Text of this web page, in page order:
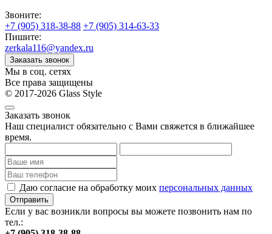
Звоните:
+7 (905) 318-38-88 +7 (905) 314-63-33
Пишите:
zerkala116@yandex.ru
Заказать звонок
Мы в соц. сетях
Все права защищены
© 2017-2026 Glass Style
Заказать звонок
Наш специалист обязательно с Вами свяжется в ближайшее
время.
Даю согласие на обработку моих персональных данных
Отправить
Если у вас возникли вопросы вы можете позвонить нам по
тел.: